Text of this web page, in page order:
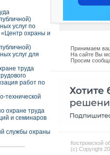
услуг по
«Центр охраны и
услуг для
труда
работ по
технической
охране труда
и семинаров
службы охраны
Принимаем
На сайте Вы
Просим
Костромской
(c) Copyright